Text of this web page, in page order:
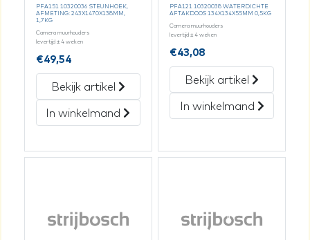
PFA151 10320036 STEUNHOEK,
AFMETING: 243X1470X138MM,
1,7KG
Camera muurhouders
levertijd ± 4 weken
€49,54
Bekijk artikel
In winkelmand
PFA121 10320038 WATERDICHTE
AFTAKDOOS 134X134X55MM 0,5KG
Camera muurhouders
levertijd ± 4 weken
€43,08
Bekijk artikel
In winkelmand